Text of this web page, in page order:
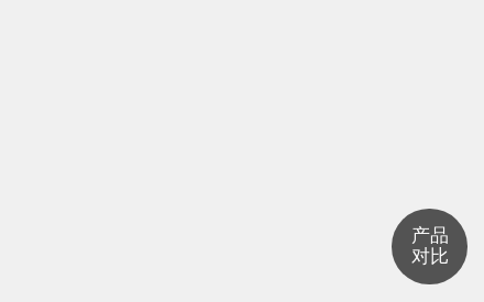
产品
对比